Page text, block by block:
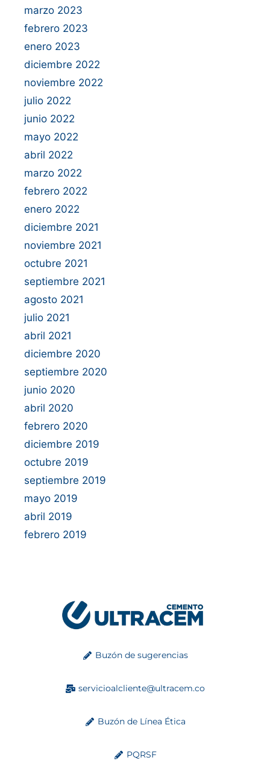
marzo 2023
febrero 2023
enero 2023
diciembre 2022
noviembre 2022
julio 2022
junio 2022
mayo 2022
abril 2022
marzo 2022
febrero 2022
enero 2022
diciembre 2021
noviembre 2021
octubre 2021
septiembre 2021
agosto 2021
julio 2021
abril 2021
diciembre 2020
septiembre 2020
junio 2020
abril 2020
febrero 2020
diciembre 2019
octubre 2019
septiembre 2019
mayo 2019
abril 2019
febrero 2019
Buzón de sugerencias
servicioalcliente@ultracem.co
Buzón de Línea Ética
PQRSF